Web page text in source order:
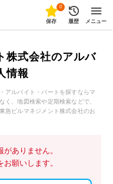
0
保存 履歴 メニュー
株式会社のアルバ
情報
アルバイト・パートを探すならマ
く、地図検索や定期検索などで、
急ビルマネジメント株式会社のお
ありません。
願いします。